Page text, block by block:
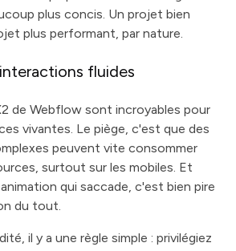
plus concis. Un projet bien
plus performant, par nature.
fluides
de Webflow sont incroyables pour
vivantes. Le piège, c'est que des
peuvent vite consommer
surtout sur les mobiles. Et
qui saccade, c'est bien pire
du tout.
il y a une règle simple : privilégiez